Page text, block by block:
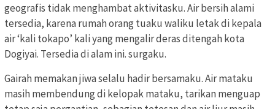
geografis tidak menghambat aktivitasku. Air bersih alami
tersedia, karena rumah orang tuaku waliku letak di kepala
air ‘kali tokapo’ kali yang mengalir deras ditengah kota
Dogiyai. Tersedia di alam ini. surgaku.
Gairah memakan jiwa selalu hadir bersamaku. Air mataku
masih membendung di kelopak mataku, tarikan menguap